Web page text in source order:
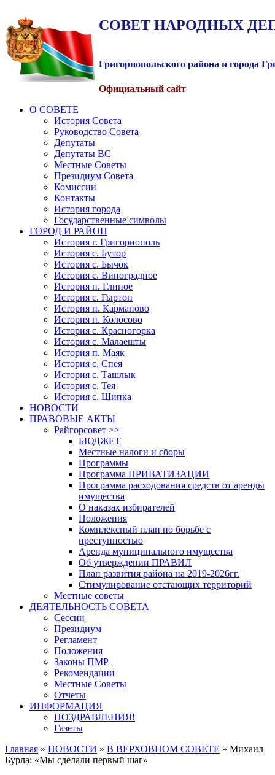
СОВЕТ НАРОДНЫХ
Григориопольского района и города
Официальный сайт
О СОВЕТЕ
История Совета
Руководство Совета
Депутаты
Депутаты ВС
Местные Советы
Президиум Совета
Комиссии
Контакты
История города
Государственные символы
ГОРОД И РАЙОН
История г. Григориополь
История с. Бутор
История с. Бычок
История с. Виноградное
История п. Глиное
История с. Гыртоп
История п. Карманово
История п. Колосово
История с. Красногорка
История с. Малаешты
История п. Маяк
История с. Спея
История с. Ташлык
История с. Тея
История с. Шипка
НОВОСТИ
ПРАВОВЫЕ АКТЫ
Райгорсовет >>
БЮДЖЕТ
Местные налоги и сборы
Программы
Программа ПРИВАТИЗАЦИИ
Программа расходования средств от аренды
имущества
О наказах избирателей
Положения
Комплексный план по борьбе с
преступностью
Аренда муниципального имущества
Об утверждении ПРАВИЛ
План развития района на 2019-2026гг.
Стимулирование отстающих территорий
Местные советы
ДЕЯТЕЛЬНОСТЬ СОВЕТА
Сессии
Президиум
Регламент
Положения
Законы ПМР
Рекомендации
Местные Советы
Отчеты
ИНФОРМАЦИЯ
ПОЗДРАВЛЕНИЯ!
Газеты
Главная » НОВОСТИ » В ВЕРХОВНОМ СОВЕТЕ » Михаил
Бурла: «Мы сделали первый шаг»